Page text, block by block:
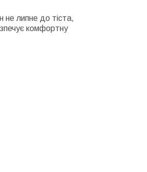
не липне до тіста,
комфортну